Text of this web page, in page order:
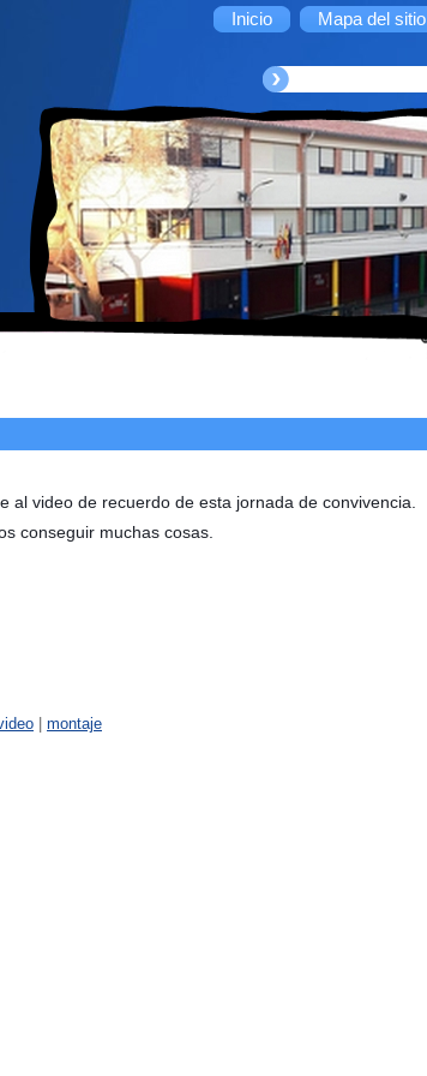
Inicio Mapa del sitio
al video de recuerdo de esta jornada de convivencia.
conseguir muchas cosas.
montaje